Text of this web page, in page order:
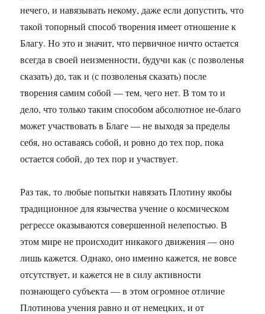
нечего, и навязывать некому, даже если допустить, что
такой топорный способ творения имеет отношение к
Благу. Но это и значит, что первичное ничто остается
всегда в своей неизменности, будучи как (с позволенья
сказать) до, так и (с позволенья сказать) после
творения самим собой — тем, чего нет. В том то и
дело, что только таким способом абсолютное не-благо
может участвовать в Благе — не выходя за пределы
себя, но оставаясь собой, и ровно до тех пор, пока
остается собой, до тех пор и участвует.
Раз так, то любые попытки навязать Плотину якобы
традиционное для язычества учение о космическом
регрессе оказываются совершенной нелепостью. В
этом мире не происходит никакого движения — оно
лишь кажется. Однако, оно именно кажется, не вовсе
отсутствует, и кажется не в силу активности
познающего субъекта — в этом огромное отличие
Плотинова учения равно и от немецких, и от